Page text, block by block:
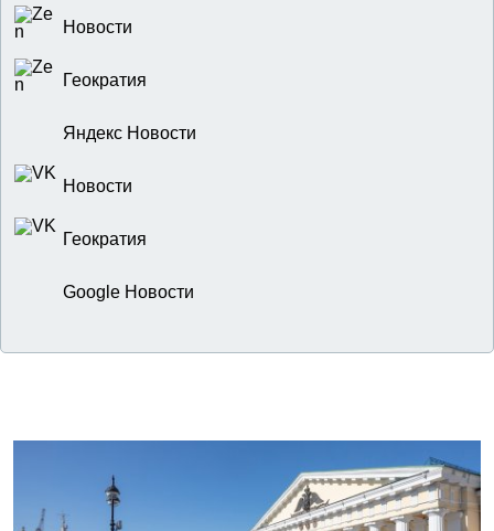
Новости
Геократия
Яндекс Новости
Новости
Геократия
Google Новости